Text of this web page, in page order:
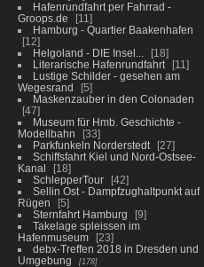
Hafenrundfahrt per Fahrrad -
Groops.de
11
Hamburg - Quartier Baakenhafen
12
Helgoland - DIE Insel...
18
Literarische Hafenrundfahrt
11
Lustige Schilder - gesehen am
Wegesrand
5
Maskenzauber in den Colonaden
47
Museum für Hmb. Geschichte -
Modellbahn
33
Parkfunkeln Norderstedt
27
Schiffsfahrt Kiel und Nord-Ostsee-
Kanal
18
SchlepperTour
42
Sellin Ost - Dampfzughaltpunkt auf
Rügen
5
Sternfahrt Hamburg
9
Takelage spleissen im
Hafenmuseum
23
debx-Treffen 2018 in Dresden und
Umgebung
178